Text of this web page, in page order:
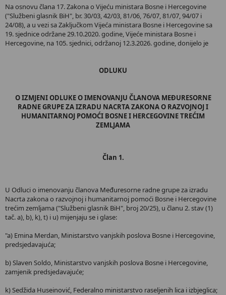
Na osnovu člana 17. Zakona o Vijeću ministara Bosne i Hercegovine
("Službeni glasnik BiH", br. 30/03, 42/03, 81/06, 76/07, 81/07, 94/07 i
24/08), a u vezi sa Zaključkom Vijeća ministara Bosne i Hercegovine sa
19. sjednice održane 29.10.2020. godine, Vijeće ministara Bosne i
Hercegovine, na 105. sjednici, održanoj 12.3.2026. godine, donijelo je
ODLUKU
O IZMJENI ODLUKE O IMENOVANJU ČLANOVA MEĐURESORNE
RADNE GRUPE ZA IZRADU NACRTA ZAKONA O RAZVOJNOJ I
HUMANITARNOJ POMOĆI BOSNE I HERCEGOVINE TREĆIM
ZEMLJAMA
Član 1.
U Odluci o imenovanju članova Međuresorne radne grupe za izradu
Nacrta zakona o razvojnoj i humanitarnoj pomoći Bosne i Hercegovine
trećim zemljama ("Službeni glasnik BiH", broj 20/25), u članu 2. stav (1)
tač. a), b), k), t) i u) mijenjaju se i glase:
"a) Emina Merdan, Ministarstvo vanjskih poslova Bosne i Hercegovine,
predsjedavajuća;
b) Slaven Soldo, Ministarstvo vanjskih poslova Bosne i Hercegovine,
zamjenik predsjedavajuće;
k) Sedžida Huseinović, Federalno ministarstvo raseljenih lica i izbjeglica;